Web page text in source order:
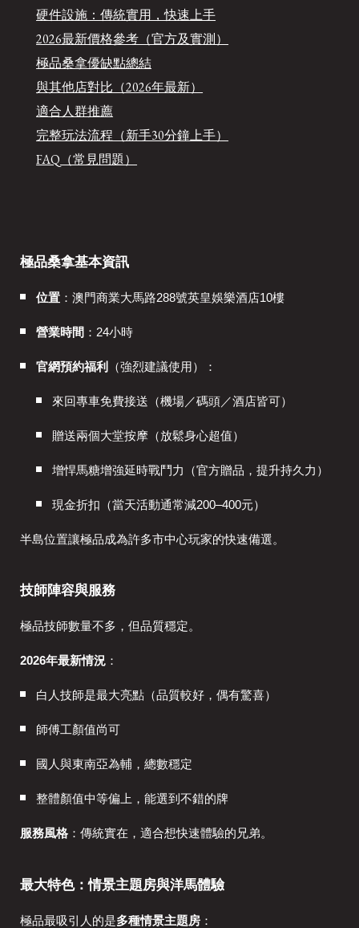
硬件設施：傳統實用，快速上手
2026最新價格參考（官方及實測）
極品桑拿優缺點總結
與其他店對比（2026年最新）
適合人群推薦
完整玩法流程（新手30分鐘上手）
FAQ（常見問題）
極品桑拿基本資訊
位置 ：澳門商業大馬路288號英皇娛樂酒店10樓
營業時間 ：24小時
官網預約福利 （強烈建議使用）：
來回專車免費接送（機場／碼頭／酒店皆可）
贈送兩個大堂按摩（放鬆身心超值）
增悍馬糖增強延時戰鬥力（官方贈品，提升持久力）
現金折扣（當天活動通常減200–400元）
半島位置讓極品成為許多市中心玩家的快速備選。
技師陣容與服務
極品技師數量不多，但品質穩定。
2026年最新情況 ：
白人技師是最大亮點（品質較好，偶有驚喜）
師傅工顏值尚可
國人與東南亞為輔，總數穩定
整體顏值中等偏上，能選到不錯的牌
服務風格 ：傳統實在，適合想快速體驗的兄弟。
最大特色：情景主題房與洋馬體驗
極品最吸引人的是多種情景主題房 ：